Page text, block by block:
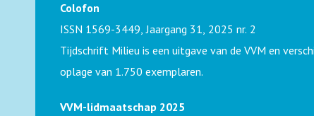
Colofon
ISSN 1569-3449, Jaargang 31, 2025 nr. 2
Tijdschrift Milieu is een uitgave van de VVM en
oplage van 1.750 exemplaren.
VVM-lidmaatschap 2025